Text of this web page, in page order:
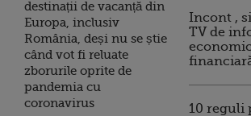
destinații de vacanță din
Europa, inclusiv
România, deși nu se știe
când vot fi reluate
zborurile oprite de
pandemia cu
coronavirus
Incont ,
TV de
10 reguli